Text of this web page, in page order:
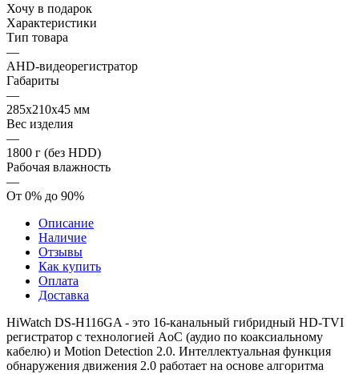
Хочу в подарок
Характеристики
Тип товара
—
AHD-видеорегистратор
Габариты
—
285х210х45 мм
Вес изделия
—
1800 г (без HDD)
Рабочая влажность
—
От 0% до 90%
Описание
Наличие
Отзывы
Как купить
Оплата
Доставка
HiWatch DS-H116GA - это 16-канальный гибридный HD-TVI
регистратор c технологией AoC (аудио по коаксиальному
кабелю) и Motion Detection 2.0. Интеллектуальная функция
обнаружения движения 2.0 работает на основе алгоритма